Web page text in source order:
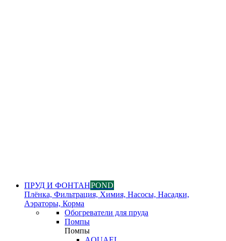
ПРУД И ФОНТАНPOND
Плёнка, Фильтрация, Химия, Насосы, Насадки,
Аэраторы, Корма
Обогреватели для пруда
Помпы
Помпы